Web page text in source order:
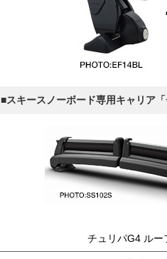
■スキースノーボード専用キャリア
チュリパG4 ルー